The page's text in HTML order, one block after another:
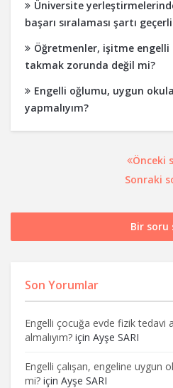
Üniversite
başarı sıralaması şartı
Öğretmenler, işitme engelli
takmak zorunda değil mi?
Engelli oğlumu, uygun
yapmalıyım?
Önceki
Sonraki
Bir soru
Son Yorumlar
Engelli çocuğa evde fizik tedavi
almalıyım? için Ayşe SARI
Engelli çalışan, engeline uygun
mi? için Ayşe SARI